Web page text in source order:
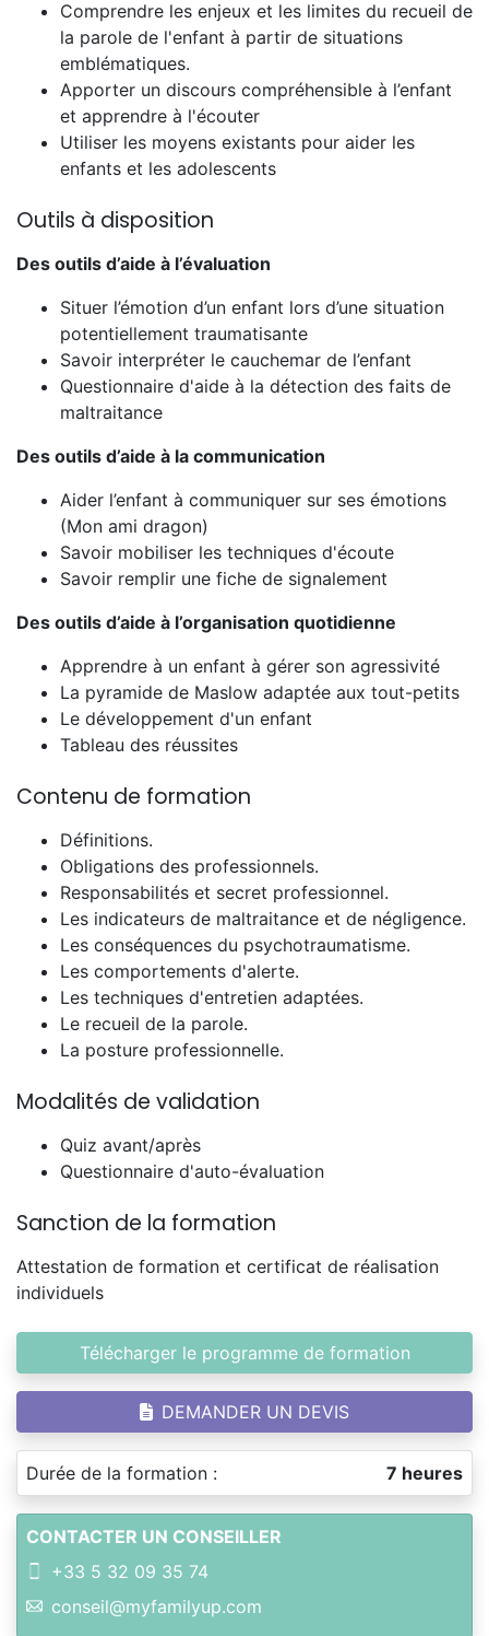
Comprendre les enjeux et les limites du recueil de
la parole de l'enfant à partir de situations
emblématiques.
Apporter un discours compréhensible à l’enfant
et apprendre à l'écouter
Utiliser les moyens existants pour aider les
enfants et les adolescents
Outils à disposition
Des outils d’aide à l’évaluation
Situer l’émotion d’un enfant lors d’une situation
potentiellement traumatisante
Savoir interpréter le cauchemar de l’enfant
Questionnaire d'aide à la détection des faits de
maltraitance
Des outils d’aide à la communication
Aider l’enfant à communiquer sur ses émotions
(Mon ami dragon)
Savoir mobiliser les techniques d'écoute
Savoir remplir une fiche de signalement
Des outils d’aide à l’organisation quotidienne
Apprendre à un enfant à gérer son agressivité
La pyramide de Maslow adaptée aux tout-petits
Le développement d'un enfant
Tableau des réussites
Contenu de formation
Définitions.
Obligations des professionnels.
Responsabilités et secret professionnel.
Les indicateurs de maltraitance et de négligence.
Les conséquences du psychotraumatisme.
Les comportements d'alerte.
Les techniques d'entretien adaptées.
Le recueil de la parole.
La posture professionnelle.
Modalités de validation
Quiz avant/après
Questionnaire d'auto-évaluation
Sanction de la formation
Attestation de formation et certificat de réalisation
individuels
Télécharger le programme de formation
DEMANDER UN DEVIS
Durée de la formation : 7 heures
CONTACTER UN CONSEILLER
+33 5 32 09 35 74
conseil@myfamilyup.com